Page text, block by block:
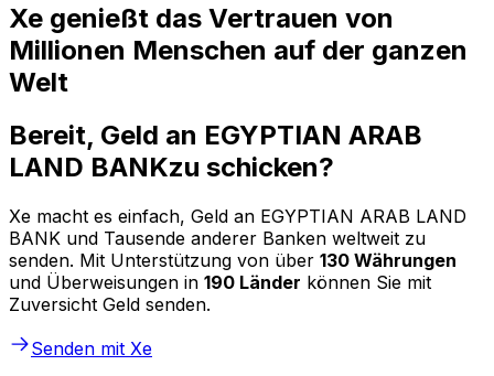
Xe genießt das Vertrauen von
Millionen Menschen auf der ganzen
Welt
Bereit, Geld an EGYPTIAN ARAB
LAND BANKzu schicken?
Xe macht es einfach, Geld an EGYPTIAN ARAB LAND
BANK und Tausende anderer Banken weltweit zu
senden. Mit Unterstützung von über 130 Währungen
und Überweisungen in 190 Länder können Sie mit
Zuversicht Geld senden.
Senden mit Xe